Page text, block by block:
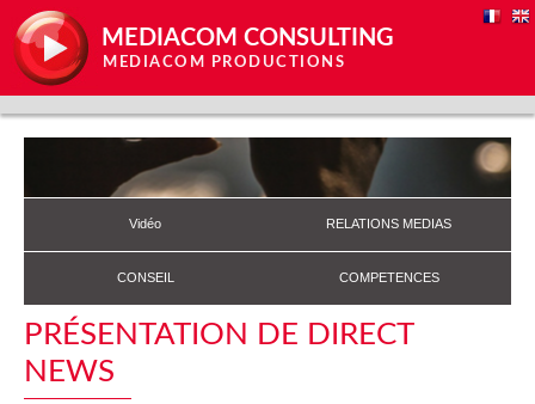
MEDIACOM CONSULTING
MEDIACOM PRODUCTIONS
Vidéo RELATIONS MEDIAS
CONSEIL COMPETENCES
PRÉSENTATION DE DIRECT
NEWS